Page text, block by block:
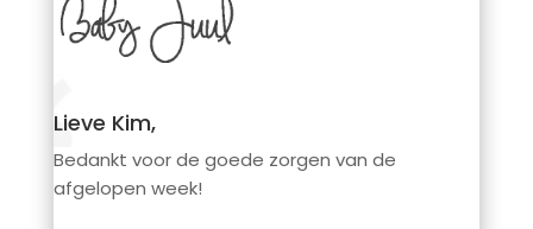
Lieve Kim,
Bedankt voor de goede zorgen van de
afgelopen week!